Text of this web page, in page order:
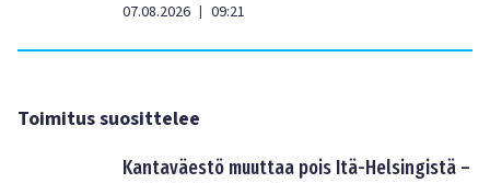
07.08.2026 | 09:21
Toimitus suosittelee
Kantaväestö muuttaa pois Itä-Helsingistä –